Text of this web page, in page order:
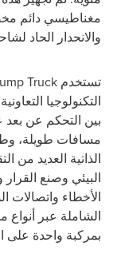
مغناطيسي دائم
والانحدار الحاد
تستخدم Truck
التكنولوجيا
بين التحكم عن
مسافات طويلة،
الذاتية العديد من
البيئي وصنع
الأخطاء واتصالات
الشاملة عبر أنواع
بمركبة واحدة على